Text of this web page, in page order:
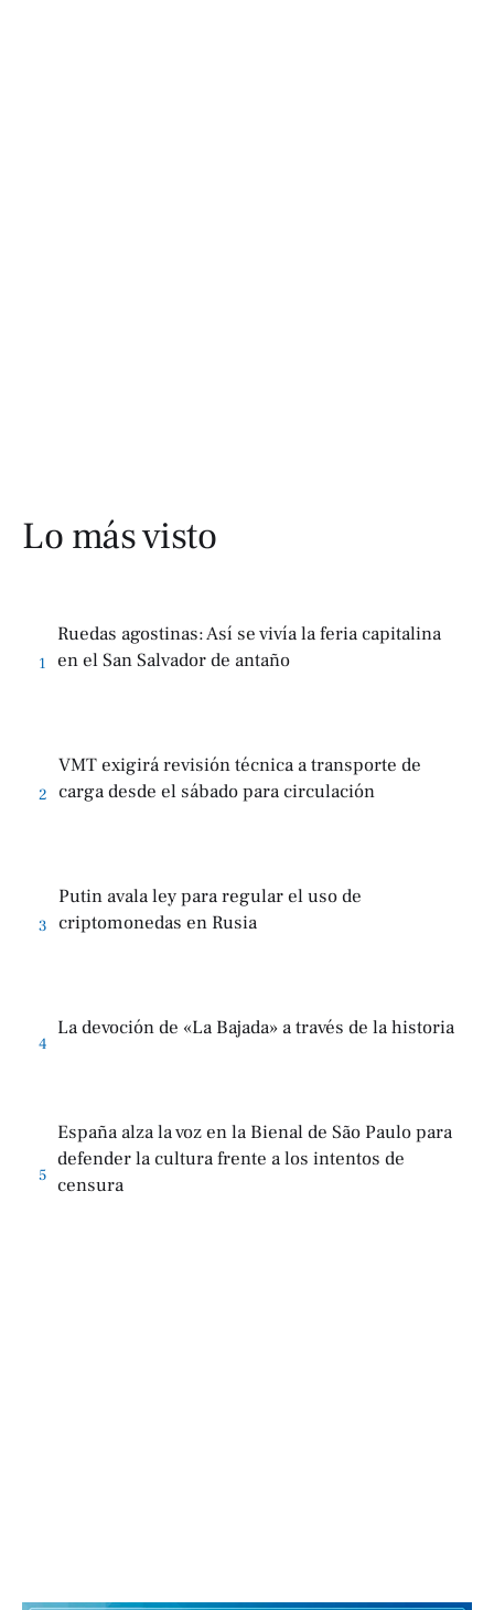
Lo más visto
1
Ruedas agostinas: Así se vivía la feria capitalina
en el San Salvador de antaño
2
VMT exigirá revisión técnica a transporte de
carga desde el sábado para circulación
3
Putin avala ley para regular el uso de
criptomonedas en Rusia
4
La devoción de «La Bajada» a través de la historia
5
España alza la voz en la Bienal de São Paulo para
defender la cultura frente a los intentos de
censura